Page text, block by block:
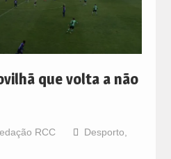
que volta a não
RCC Desporto